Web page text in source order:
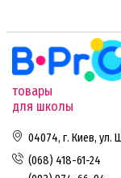
товары
для школы
04074, г. Киев, ул.
(068) 418-61-24